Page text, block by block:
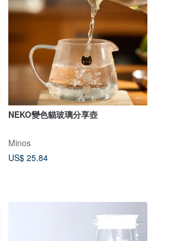
NEKO變色貓玻璃分享壺
Minos
US$ 25.84